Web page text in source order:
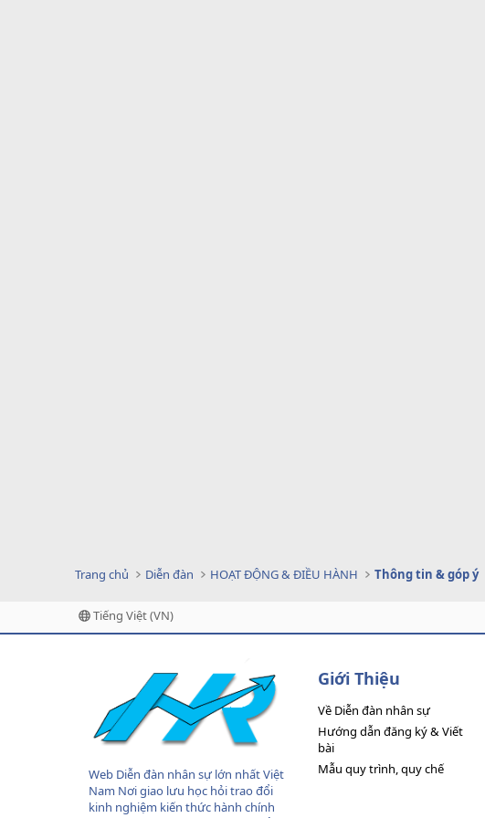
Trang chủ Diễn đàn HOẠT ĐỘNG & ĐIỀU HÀNH Thông tin & góp ý
Tiếng Việt (VN)
Web Diễn đàn nhân sự lớn nhất Việt
Nam Nơi giao lưu học hỏi trao đổi
kinh nghiệm kiến thức hành chính
Giới Thiệu
Về Diễn đàn nhân sự
Hướng dẫn đăng ký & Viết
bài
Mẫu quy trình, quy chế